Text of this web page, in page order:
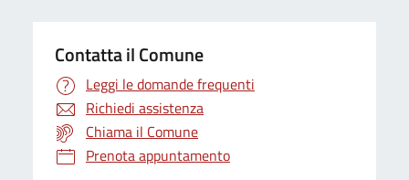
Contatta il Comune
Leggi le domande frequenti
Richiedi assistenza
Chiama il Comune
Prenota appuntamento